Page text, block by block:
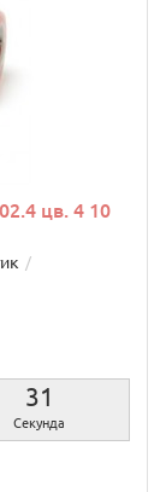
цв. 4 10
30
Секунд